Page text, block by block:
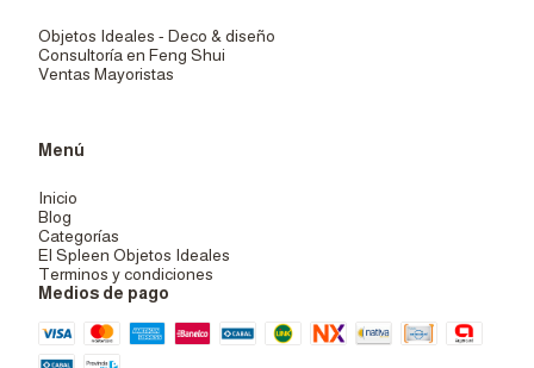
Objetos Ideales - Deco & diseño
Consultoría en Feng Shui
Ventas Mayoristas
Menú
Inicio
Blog
Categorías
El Spleen Objetos Ideales
Terminos y condiciones
Medios de pago